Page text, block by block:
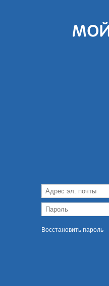
Восстановить пароль